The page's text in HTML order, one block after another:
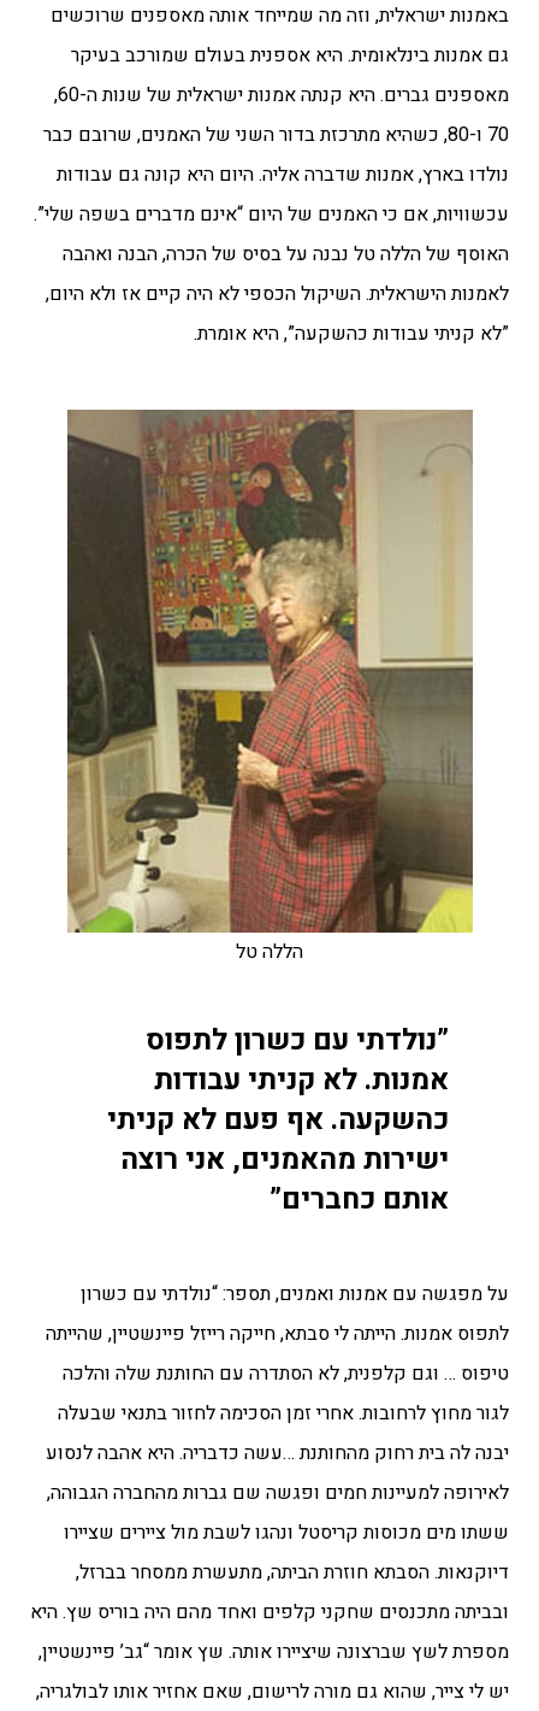
באמנות ישראלית, וזה מה שמייחד אותה מאספנים שרוכשים
גם אמנות בינלאומית. היא אספנית בעולם שמורכב בעיקר
מאספנים גברים. היא קנתה אמנות ישראלית של שנות ה-60,
70 ו-80, כשהיא מתרכזת בדור השני של האמנים, שרובם כבר
נולדו בארץ, אמנות שדברה אליה. היום היא קונה גם עבודות
עכשוויות, אם כי האמנים של היום “אינם מדברים בשפה שלי”.
האוסף של הללה טל נבנה על בסיס של הכרה, הבנה ואהבה
לאמנות הישראלית. השיקול הכספי לא היה קיים אז ולא היום,
”לא קניתי עבודות כהשקעה”, היא אומרת.
הללה טל
”נולדתי עם כשרון לתפוס
אמנות. לא קניתי עבודות
כהשקעה. אף פעם לא קניתי
ישירות מהאמנים, אני רוצה
אותם כחברים”
על מפגשה עם אמנות ואמנים, תספר: “נולדתי עם כשרון
לתפוס אמנות. הייתה לי סבתא, חייקה רייזל פיינשטיין, שהייתה
טיפוס … וגם קלפנית, לא הסתדרה עם החותנת שלה והלכה
לגור מחוץ לרחובות. אחרי זמן הסכימה לחזור בתנאי שבעלה
יבנה לה בית רחוק מהחותנת …עשה כדבריה. היא אהבה לנסוע
לאירופה למעיינות חמים ופגשה שם גברות מהחברה הגבוהה,
ששתו מים מכוסות קריסטל ונהגו לשבת מול ציירים שציירו
דיוקנאות. הסבתא חוזרת הביתה, מתעשרת ממסחר בברזל,
ובביתה מתכנסים שחקני קלפים ואחד מהם היה בוריס שץ. היא
מספרת לשץ שברצונה שיציירו אותה. שץ אומר “גב’ פיינשטיין,
יש לי צייר, שהוא גם מורה לרישום, שאם אחזיר אותו לבולגריה,